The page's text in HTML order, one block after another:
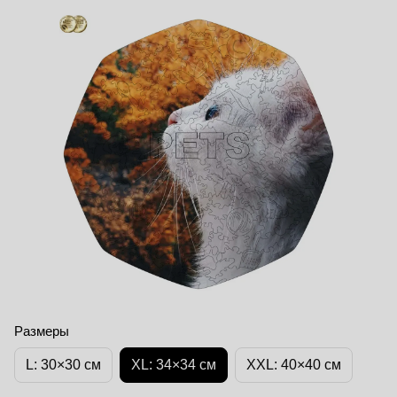
Размеры
L: 30×30 см XL: 34×34 cм XXL: 40×40 cм